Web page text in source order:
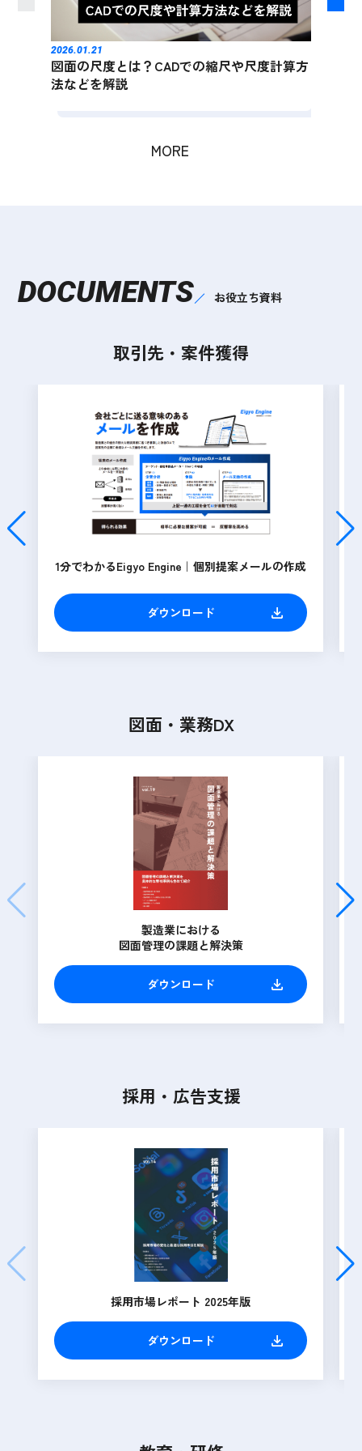
2026.01.21
図面の尺度とは？CADでの縮尺や尺度計算方
法などを解説
MORE
DOCUMENTS お役立ち資料
取引先・案件獲得
1分でわかるEigyo Engine｜個別提案メールの作成
ダウンロード
図面・業務DX
製造業における
図面管理の課題と解決策
ダウンロード
採用・広告支援
採用市場レポート 2025年版
ダウンロード